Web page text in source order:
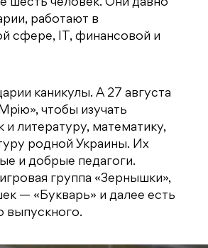
шесть человек. Они давно
работают в
сфере, IT, финансовой и
каникулы. А 27 августа
чтобы изучать
и литературу, математику,
родной Украины. Их
и добрые педагоги.
группа «Зернышки»,
— «Букварь» и далее есть
выпускного.